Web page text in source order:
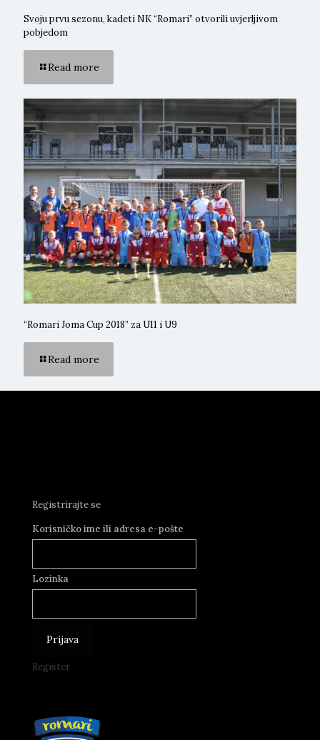
Svoju prvu sezonu, kadeti NK “Romari” otvorili uvjerljivom
pobjedom
Read more
“Romari Joma Cup 2018” za U11 i U9
Read more
Registrirajte se
Korisničko ime ili adresa e-pošte
Lozinka
Register